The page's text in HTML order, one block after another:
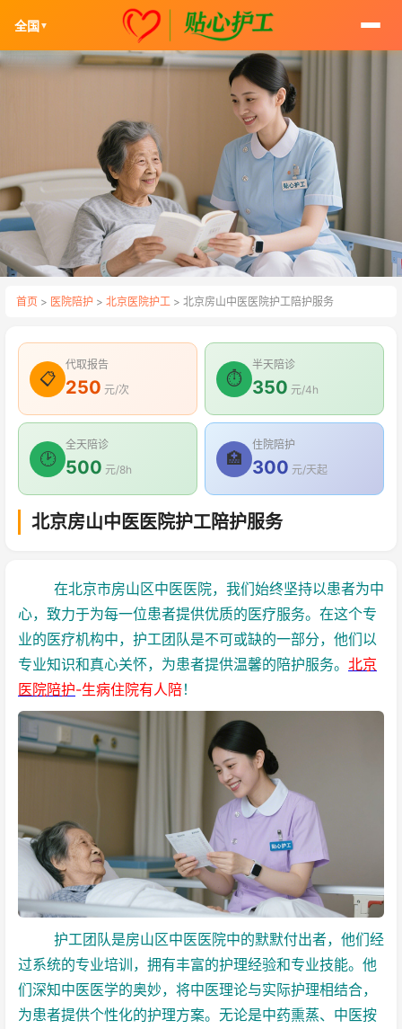
全国 ▼
首页 > 医院陪护 > 北京医院护工 > 北京房山中医医院护工陪护服务
📋
代取报告
250 元/次
⏱
半天陪诊
350 元/4h
🕑
全天陪诊
500 元/8h
🏥
住院陪护
300 元/天起
北京房山中医医院护工陪护服务
在北京市房山区中医医院，我们始终坚持以患者为中
心，致力于为每一位患者提供优质的医疗服务。在这个专
业的医疗机构中，护工团队是不可或缺的一部分，他们以
专业知识和真心关怀，为患者提供温馨的陪护服务。 北京
医院陪护-生病住院有人陪！
护工团队是房山区中医医院中的默默付出者，他们经
过系统的专业培训，拥有丰富的护理经验和专业技能。他
们深知中医医学的奥妙，将中医理论与实际护理相结合，
为患者提供个性化的护理方案。无论是中药熏蒸、中医按